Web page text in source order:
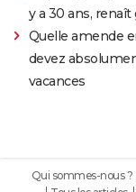
y a 30 ans, renaît
Quelle amende
devez
vacances
Qui sommes-nous ?